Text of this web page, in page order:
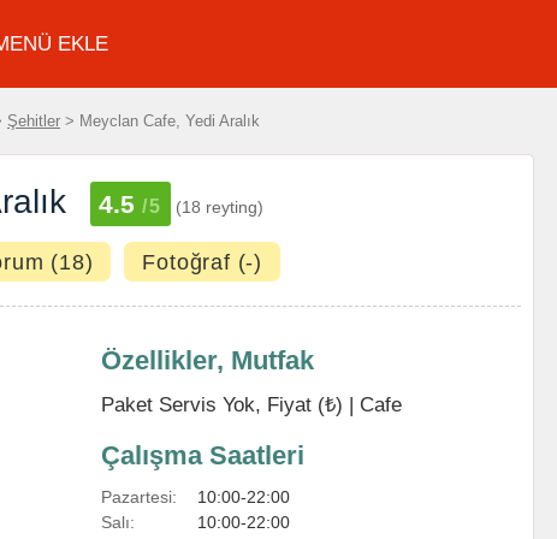
EKLE
Şehitler > Meyclan Cafe, Yedi Aralık
4.5 /5 (18 reyting)
(18) Fotoğraf (-)
Özellikler, Mutfak
Paket Servis Yok, Fiyat (₺) | Cafe
Çalışma Saatleri
Pazartesi:
10:00-22:00
Salı:
10:00-22:00